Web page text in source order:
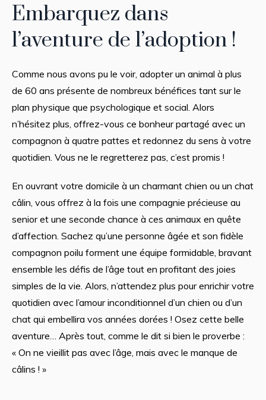
Embarquez dans
l’aventure de l’adoption !
Comme nous avons pu le voir, adopter un animal à plus
de 60 ans présente de nombreux bénéfices tant sur le
plan physique que psychologique et social. Alors
n’hésitez plus, offrez-vous ce bonheur partagé avec un
compagnon à quatre pattes et redonnez du sens à votre
quotidien. Vous ne le regretterez pas, c’est promis !
En ouvrant votre domicile à un charmant chien ou un chat
câlin, vous offrez à la fois une compagnie précieuse au
senior et une seconde chance à ces animaux en quête
d’affection. Sachez qu’une personne âgée et son fidèle
compagnon poilu forment une équipe formidable, bravant
ensemble les défis de l’âge tout en profitant des joies
simples de la vie. Alors, n’attendez plus pour enrichir votre
quotidien avec l’amour inconditionnel d’un chien ou d’un
chat qui embellira vos années dorées ! Osez cette belle
aventure… Après tout, comme le dit si bien le proverbe :
« On ne vieillit pas avec l’âge, mais avec le manque de
câlins ! »